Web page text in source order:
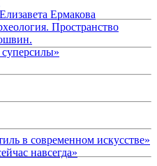
Ермакова
Пространство
в современном искусстве»
навсегда»